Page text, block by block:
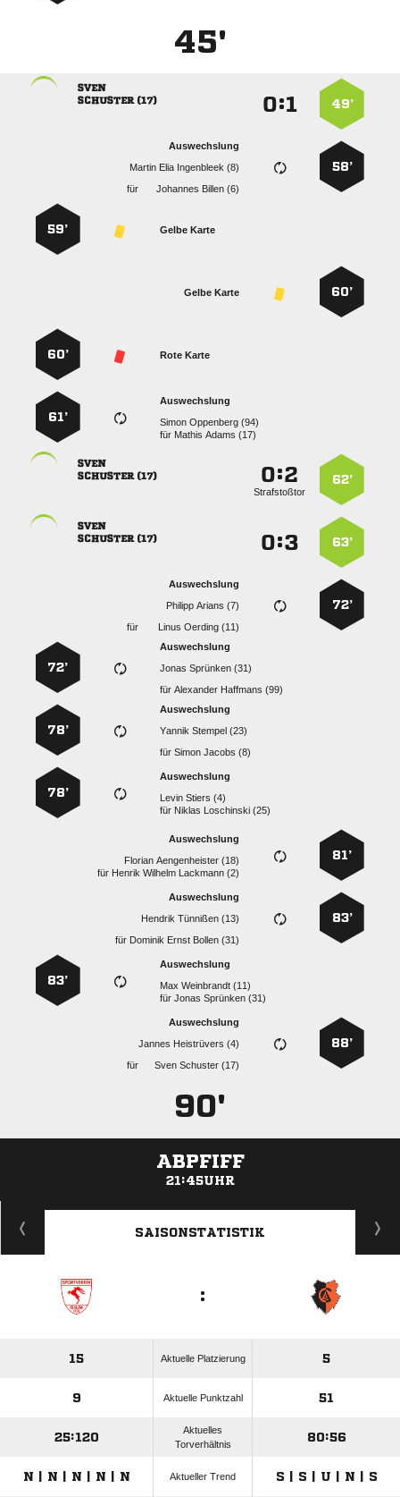
45'
49’
:

 
58’
Auswechslung
   
für
  
Gelbe Karte
59’
60’
Gelbe Karte
Rote Karte
60’
Auswechslung
  
für   
61’
62’
:
Strafstoßtor

 
63’
:

 
72’
Auswechslung
  
für
  
Auswechslung
  
für  
72’
Auswechslung
  
für  
78’
Auswechslung
  
für   
78’
81’
Auswechslung
  
für    
83’
Auswechslung
  
für    
Auswechslung
  
für  
83’
88’
Auswechslung
  
für
  
90'
ABPFIFF
21:45UHR
ANZEIGE
SAISONSTATISTIK
:
15 Aktuelle Platzierung 5
9 Aktuelle Punktzahl 51
25:120
Aktuelles
Torverhältnis
80:56
N | N | N | N | N Aktueller Trend S | S | U | N | S